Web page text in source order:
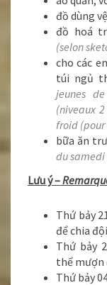
đồ dùng
đồ hoá
(selon
cho các
túi ngủ
jeunes
(niveaux
froid
bữa ăn
du
Lưu ý –
Thứ bảy
để chia
Thứ bảy
thể mượn
Thứ bảy